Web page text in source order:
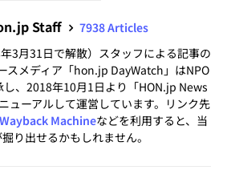
Staff
7938 Articles
3月31日で解散）スタッフによる記事の
スメディア「hon.jp DayWatch」はNPO
、2018年10月1日より「HON.jp News
ューアルして運営しています。リンク先
Wayback Machineなどを利用すると、当
り出せるかもしれません。